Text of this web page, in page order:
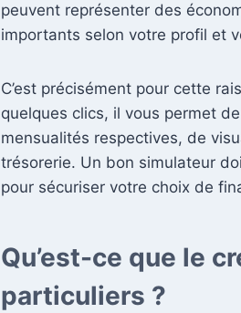
peuvent représenter des
importants selon votre profil et
C’est précisément pour cette
quelques clics, il vous permet
mensualités respectives, de
trésorerie. Un bon simulateur
pour sécuriser votre choix de
Qu’est-ce que le
particuliers ?